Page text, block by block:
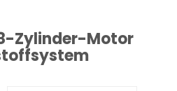
Zylinder-Motor